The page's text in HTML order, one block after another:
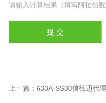
请输入计算结果（填写阿拉伯
上一篇： 633A-SS30信德迈代